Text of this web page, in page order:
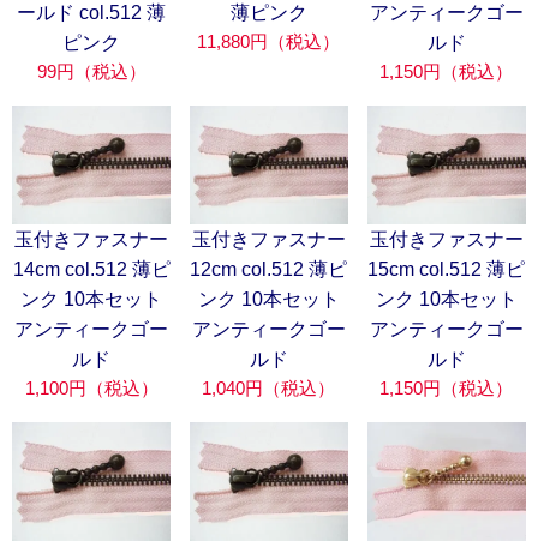
ールド col.512 薄
ピンク
99円（税込）
薄ピンク
11,880円（税込）
アンティークゴー
ルド
1,150円（税込）
玉付きファスナー
14cm col.512 薄ピ
ンク 10本セット
アンティークゴー
ルド
1,100円（税込）
玉付きファスナー
12cm col.512 薄ピ
ンク 10本セット
アンティークゴー
ルド
1,040円（税込）
玉付きファスナー
15cm col.512 薄ピ
ンク 10本セット
アンティークゴー
ルド
1,150円（税込）